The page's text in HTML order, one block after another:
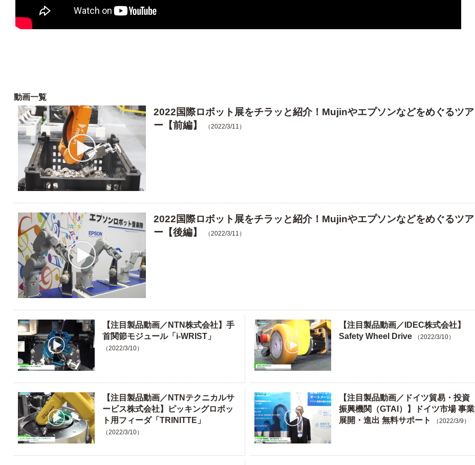
動画一覧
2022国際ロボット展をチラッと紹介！Mujinやエプソンなどをめぐるツア
ー【前編】
（2022/3/11）
2022国際ロボット展をチラッと紹介！Mujinやエプソンなどをめぐるツア
ー【後編】
（2022/3/11）
【注目製品動画／NTN株式会社】手
首関節モジュール「i-WRIST」
（2022/3/10）
【注目製品動画／IDEC株式会社】
Safety Wheel Drive
（2022/3/10）
【注目製品動画／NTNテクニカルサ
ービス株式会社】ピッキングロボッ
ト用フィーダ「TRINITTE」
（2022/3/10）
【注目製品動画／ドイツ貿易・投資
振興機関（GTAI）】ドイツ市場 事業
展開・進出 無料サポート
（2022/3/9）